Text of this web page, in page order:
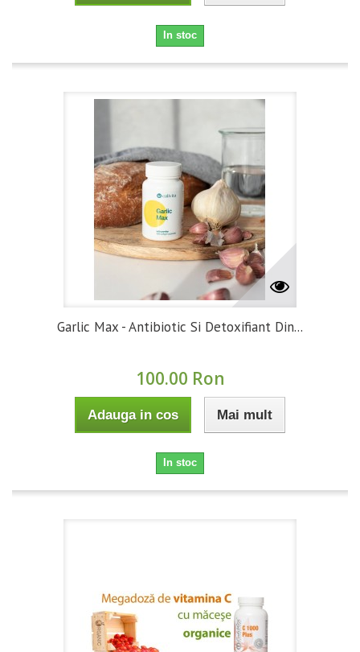
In stoc
Garlic Max - Antibiotic Si Detoxifiant Din...
100.00 Ron
Adauga in cos Mai mult
In stoc